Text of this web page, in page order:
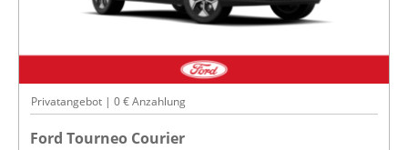
Privatangebot | 0 € Anzahlung
Ford Tourneo Courier